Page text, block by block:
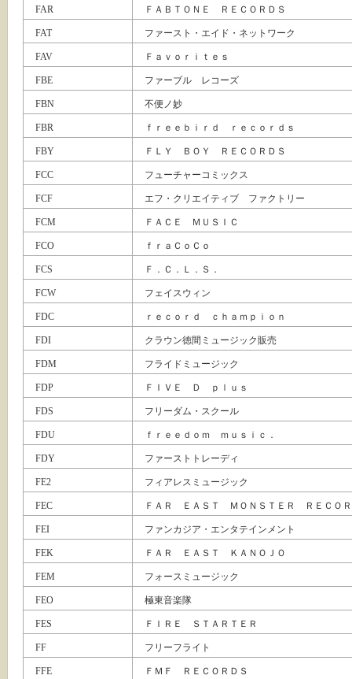
FAR ＦＡＢＴＯＮＥ ＲＥＣＯＲＤＳ
FAT ファースト・エイド・ネットワーク
FAV Ｆａｖｏｒｉｔｅｓ
FBE ファーブル レコーズ
FBN 不便ノ妙
FBR ｆｒｅｅｂｉｒｄ ｒｅｃｏｒｄｓ
FBY ＦＬＹ ＢＯＹ ＲＥＣＯＲＤＳ
FCC フューチャーコミックス
FCF エフ・クリエイティブ ファクトリー
FCM ＦＡＣＥ ＭＵＳＩＣ
FCO ｆｒａＣｏＣｏ
FCS Ｆ．Ｃ．Ｌ．Ｓ．
FCW フェイスウィン
FDC ｒｅｃｏｒｄ ｃｈａｍｐｉｏｎ
FDI クラウン徳間ミュージック販売
FDM フライドミュージック
FDP ＦＩＶＥ Ｄ ｐｌｕｓ
FDS フリーダム・スクール
FDU ｆｒｅｅｄｏｍ ｍｕｓｉｃ．
FDY ファーストトレーディ
FE2 フィアレスミュージック
FEC ＦＡＲ ＥＡＳＴ ＭＯＮＳＴＥＲ ＲＥＣＯ
FEI ファンカジア・エンタテインメント
FEK ＦＡＲ ＥＡＳＴ ＫＡＮＯＪＯ
FEM フォースミュージック
FEO 極東音楽隊
FES ＦＩＲＥ ＳＴＡＲＴＥＲ
FF フリーフライト
FFE ＦＭＦ ＲＥＣＯＲＤＳ